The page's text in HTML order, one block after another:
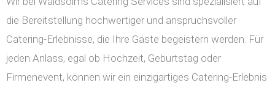
die Bereitstellung hochwertiger und anspruchsvoller
Catering-Erlebnisse, die Ihre Gäste begeistern werden. Für
jeden Anlass, egal ob Hochzeit, Geburtstag oder
Firmenevent, können wir ein einzigartiges Catering-Erlebnis